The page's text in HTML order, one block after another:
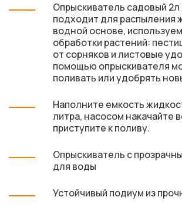
Опрыскиватель садовый
подходит для распыления
водной основе,
обработки растений:
от сорняков и листовые
помощью опрыскивателя
поливать или удобрять
Наполните емкость
литра, насосом накачайте
приступите к поливу.
Опрыскиватель с
для воды
Устойчивый подиум из